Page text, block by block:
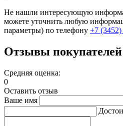
Не нашли интересующую
можете уточнить любую
параметры) по телефону +7 (3452)
Отзывы
Средняя оценка:
0
Оставить отзыв
Ваше имя